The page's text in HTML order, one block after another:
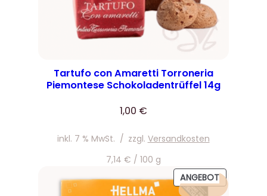
Tartufo con Amaretti Torroneria
Piemontese Schokoladentrüffel 14g
1,00 €
inkl. 7 % MwSt. / zzgl. Versandkosten
7,14 € / 100 g
ANGEBOTPRODUKT
IM